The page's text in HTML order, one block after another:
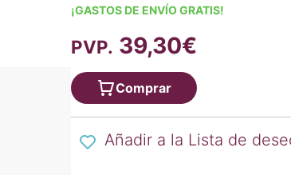
¡GASTOS DE ENVÍO GRATIS!
PVP. 39,30€
Comprar
Añadir a la Lista de